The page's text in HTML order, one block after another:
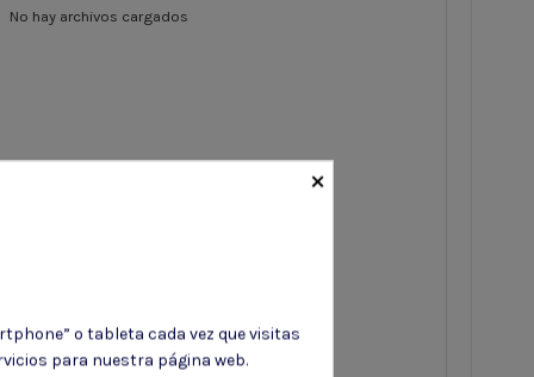
No hay archivos cargados
×
o tableta cada vez que visitas
para nuestra página web.